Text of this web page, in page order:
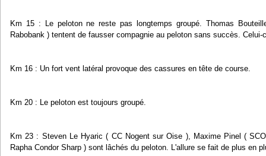
Km 15 : Le peloton ne reste pas longtemps groupé. Thomas
Rabobank ) tentent de fausser compagnie au peloton sans succès.
Km 16 : Un fort vent latéral provoque des cassures en tête de course.
Km 20 : Le peloton est toujours groupé.
Km 23 : Steven Le Hyaric ( CC Nogent sur Oise ), Maxime Pinel (
Rapha Condor Sharp ) sont lâchés du peloton. L'allure se fait de plus en